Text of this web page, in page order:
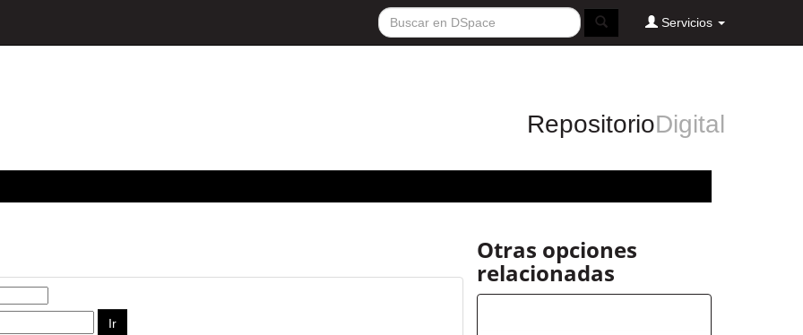
Servicios
RepositorioDigital
Otras opciones
relacionadas